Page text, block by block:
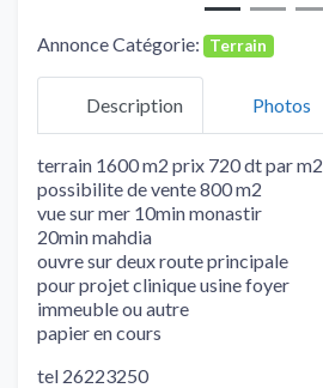
Annonce Catégorie: Terrain
Description Photos
terrain 1600 m2 prix 720 dt par m2
possibilite de vente 800 m2
vue sur mer 10min monastir
20min mahdia
ouvre sur deux route principale
pour projet clinique usine foyer
immeuble ou autre
papier en cours
tel 26223250